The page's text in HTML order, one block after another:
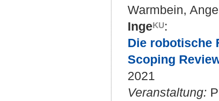
Warmbein,
Inge
:
Die robotische
Scoping
2021
Veranstaltung: